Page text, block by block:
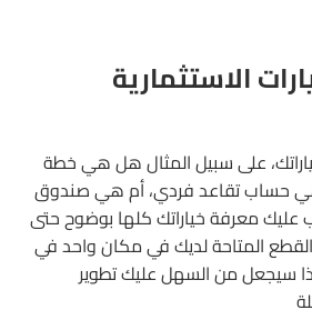
الاستثمارية
على سبيل المثال هل هي خطة
هي حساب تقاعد فردي، أم هي صندوق
عليك معرفة خياراتك كلها بوضوح حتى
المتاحة لديك في مكان واحد في
سيجعل من السهل عليك تطوير